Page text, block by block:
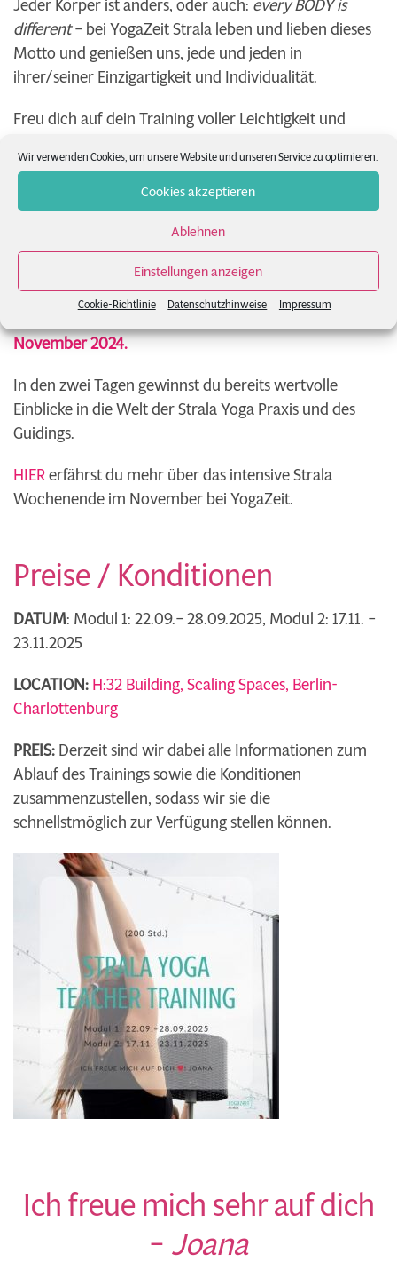
Wir verwenden Cookies, um unsere Website und unseren Service zu optimieren.
Cookies akzeptieren
Ablehnen
Einstellungen anzeigen
Cookie-Richtlinie Datenschutzhinweise Impressum
Jeder Körper ist anders, oder auch: every BODY is
different– bei YogaZeit Strala leben und lieben dieses
Motto und genießen uns, jede und jeden in
ihrer/seiner Einzigartigkeit und Individualität.
Freu dich auf dein Training voller Leichtigkeit und
Vorbereitung und Training
Als Vorbereitung für das Strala Yoga Teacher Training
empfehlen wir, neben unseren Kursen, unser
November 2024.
In den zwei Tagen gewinnst du bereits wertvolle
Einblicke in die Welt der Strala Yoga Praxis und des
Guidings.
HIERerfährst du mehr über das intensive Strala
Wochenende im November bei YogaZeit.
Preise / Konditionen
DATUM: Modul 1: 22.09.– 28.09.2025, Modul 2: 17.11. –
23.11.2025
LOCATION:H:32 Building, Scaling Spaces, Berlin-
Charlottenburg
PREIS:Derzeit sind wir dabei alle Informationen zum
Ablauf des Trainings sowie die Konditionen
zusammenzustellen, sodass wir sie die
schnellstmöglich zur Verfügung stellen können.
Ich freue mich sehr auf dich
– Joana